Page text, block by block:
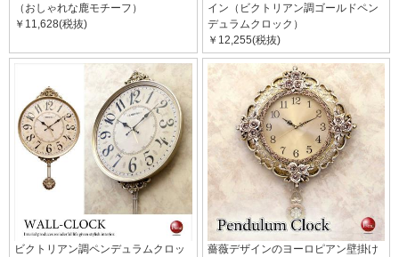
（おしゃれな鹿モチーフ）
￥11,628(税抜)
イン（ビクトリアン調ゴールドペン
デュラムクロック）
￥12,255(税抜)
ビクトリアン調ペンデュラムクロッ
薔薇デザインのヨーロピアン壁掛け